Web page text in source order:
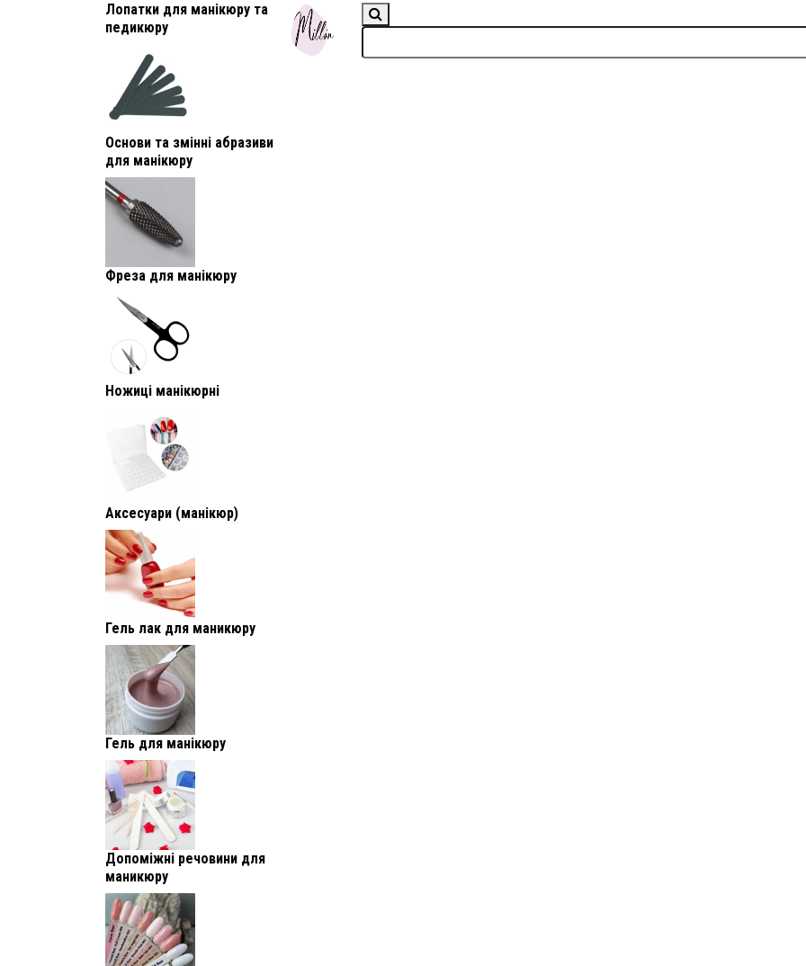
Лопатки для манікюру та
педикюру
Основи та змінні абразиви
для манікюру
Фреза для манікюру
Ножиці манікюрні
Аксесуари (манікюр)
Гель лак для маникюру
Гель для манікюру
Допоміжні речовини для
маникюру